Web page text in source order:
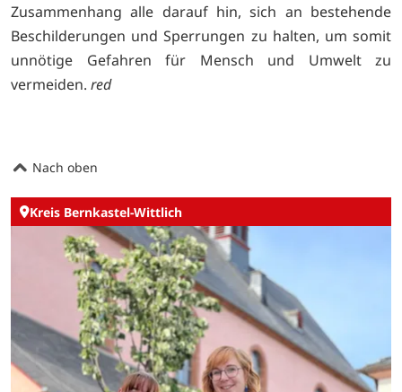
Zusammenhang alle darauf hin, sich an bestehende
Beschilderungen und Sperrungen zu halten, um somit
unnötige Gefahren für Mensch und Umwelt zu
vermeiden. red
Nach oben
Kreis Bernkastel-Wittlich